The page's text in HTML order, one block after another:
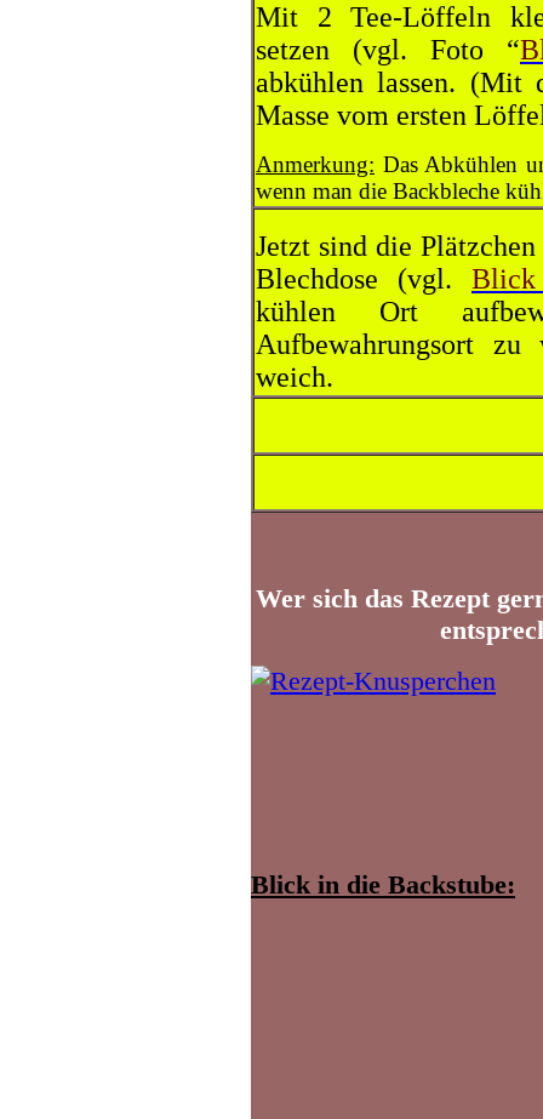
Mit 2 Tee-Löffeln
setzen (vgl. Foto “
abkühlen lassen.
Masse vom ersten
Anmerkung: Das Abkühlen
wenn man die Backbleche
Jetzt sind die
Blechdose (vgl.
kühlen Ort
Aufbewahrungsort
weich.
Wer sich das Rezept
Blick in die Backstube: